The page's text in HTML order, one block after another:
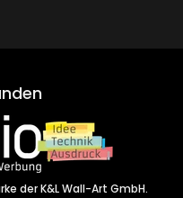
der K&L Wall-Art GmbH.